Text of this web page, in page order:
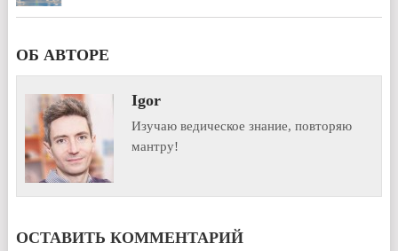
ОБ АВТОРЕ
Igor
Изучаю ведическое знание, повторяю
мантру!
ОСТАВИТЬ КОММЕНТАРИЙ